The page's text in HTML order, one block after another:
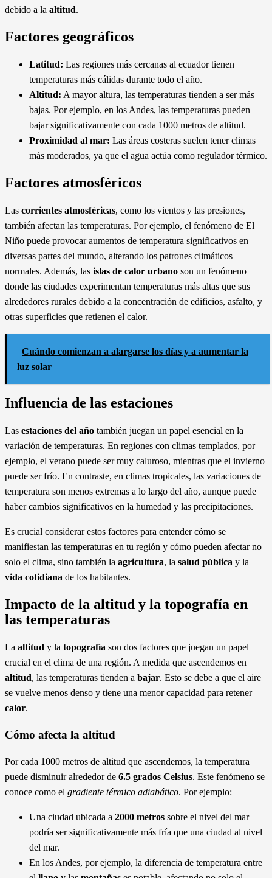
debido a la altitud.
Factores geográficos
Latitud: Las regiones más cercanas al ecuador tienen
temperaturas más cálidas durante todo el año.
Altitud: A mayor altura, las temperaturas tienden a ser más
bajas. Por ejemplo, en los Andes, las temperaturas pueden
bajar significativamente con cada 1000 metros de altitud.
Proximidad al mar: Las áreas costeras suelen tener climas
más moderados, ya que el agua actúa como regulador térmico.
Factores atmosféricos
Las corrientes atmosféricas, como los vientos y las presiones,
también afectan las temperaturas. Por ejemplo, el fenómeno de El
Niño puede provocar aumentos de temperatura significativos en
diversas partes del mundo, alterando los patrones climáticos
normales. Además, las islas de calor urbano son un fenómeno
donde las ciudades experimentan temperaturas más altas que sus
alrededores rurales debido a la concentración de edificios, asfalto, y
otras superficies que retienen el calor.
Cuándo comienzan a alargarse los días y a aumentar la
luz solar
Influencia de las estaciones
Las estaciones del año también juegan un papel esencial en la
variación de temperaturas. En regiones con climas templados, por
ejemplo, el verano puede ser muy caluroso, mientras que el invierno
puede ser frío. En contraste, en climas tropicales, las variaciones de
temperatura son menos extremas a lo largo del año, aunque puede
haber cambios significativos en la humedad y las precipitaciones.
Es crucial considerar estos factores para entender cómo se
manifiestan las temperaturas en tu región y cómo pueden afectar no
solo el clima, sino también la agricultura, la salud pública y la
vida cotidiana de los habitantes.
Impacto de la altitud y la topografía en
las temperaturas
La altitud y la topografía son dos factores que juegan un papel
crucial en el clima de una región. A medida que ascendemos en
altitud, las temperaturas tienden a bajar. Esto se debe a que el aire
se vuelve menos denso y tiene una menor capacidad para retener
calor.
Cómo afecta la altitud
Por cada 1000 metros de altitud que ascendemos, la temperatura
puede disminuir alrededor de 6.5 grados Celsius. Este fenómeno se
conoce como el gradiente térmico adiabático. Por ejemplo:
Una ciudad ubicada a 2000 metros sobre el nivel del mar
podría ser significativamente más fría que una ciudad al nivel
del mar.
En los Andes, por ejemplo, la diferencia de temperatura entre